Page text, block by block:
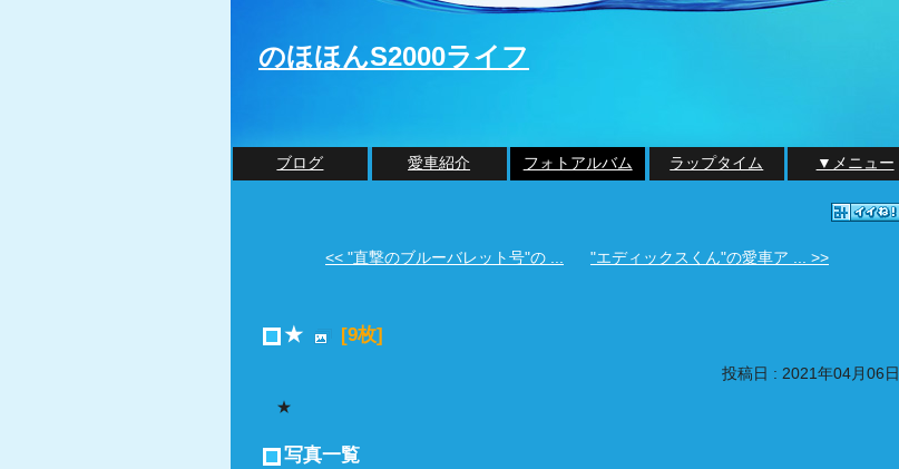
のほほんS2000ライフ
ブログ 愛車紹介 フォトアルバム ラップタイム ▼メニュー
<< "直撃のブルーバレット号"の ... "エディックスくん"の愛車ア ... >>
★ [9枚]
投稿日 : 2021年04月06日
★
写真一覧